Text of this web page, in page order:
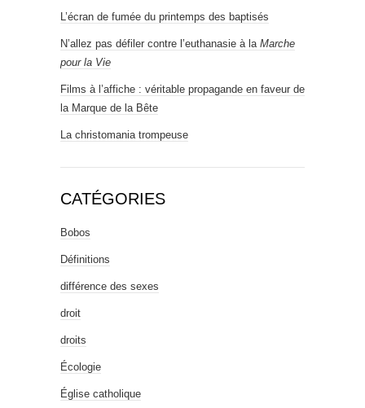
L’écran de fumée du printemps des baptisés
N’allez pas défiler contre l’euthanasie à la Marche
pour la Vie
Films à l’affiche : véritable propagande en faveur de
la Marque de la Bête
La christomania trompeuse
CATÉGORIES
Bobos
Définitions
différence des sexes
droit
droits
Écologie
Église catholique